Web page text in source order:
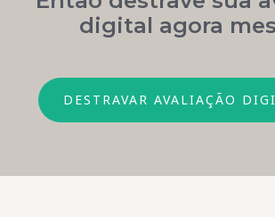
digital agora
DESTRAVAR AVALIAÇÃO